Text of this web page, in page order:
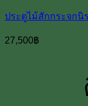
ประตูไม้สักกระจกนิ
27,500฿